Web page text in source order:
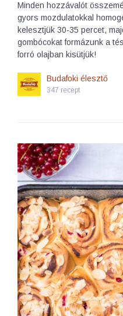
Minden hozzávalót
gyors mozdulatokkal
kelesztjük 30-35 percet,
gombócokat formázunk a
forró olajban kisütjük!
Budafoki élesztő
347 recept